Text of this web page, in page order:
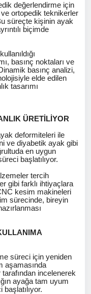
değerlendirme için
ortopedik teknikerler
süreçte kişinin ayak
biçimde
basınç noktaları ve
basınç analizi,
elde edilen
tasarımı
ÜRETİLİYOR
deformiteleri ile
ve diyabetik ayak gibi
en uygun
başlatılıyor.
tercih
gibi farklı ihtiyaçlara
kesim makineleri
sürecinde, bireyin
süreci için yeniden
aşamasında
incelenerek
ayağa tam uyum
başlatılıyor.